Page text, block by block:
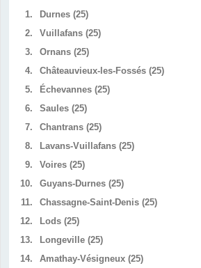
1.
Durnes (25)
2.
Vuillafans (25)
3.
Ornans (25)
4.
Châteauvieux-les-Fossés (25)
5.
Échevannes (25)
6.
Saules (25)
7.
Chantrans (25)
8.
Lavans-Vuillafans (25)
9.
Voires (25)
10.
Guyans-Durnes (25)
11.
Chassagne-Saint-Denis (25)
12.
Lods (25)
13.
Longeville (25)
14.
Amathay-Vésigneux (25)